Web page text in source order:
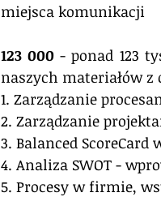
miejsca komunikacji
123 000 - ponad 123
naszych materiałów
1. Zarządzanie
2. Zarządzanie
3. Balanced ScoreCard
4. Analiza SWOT -
5. Procesy w firmie,